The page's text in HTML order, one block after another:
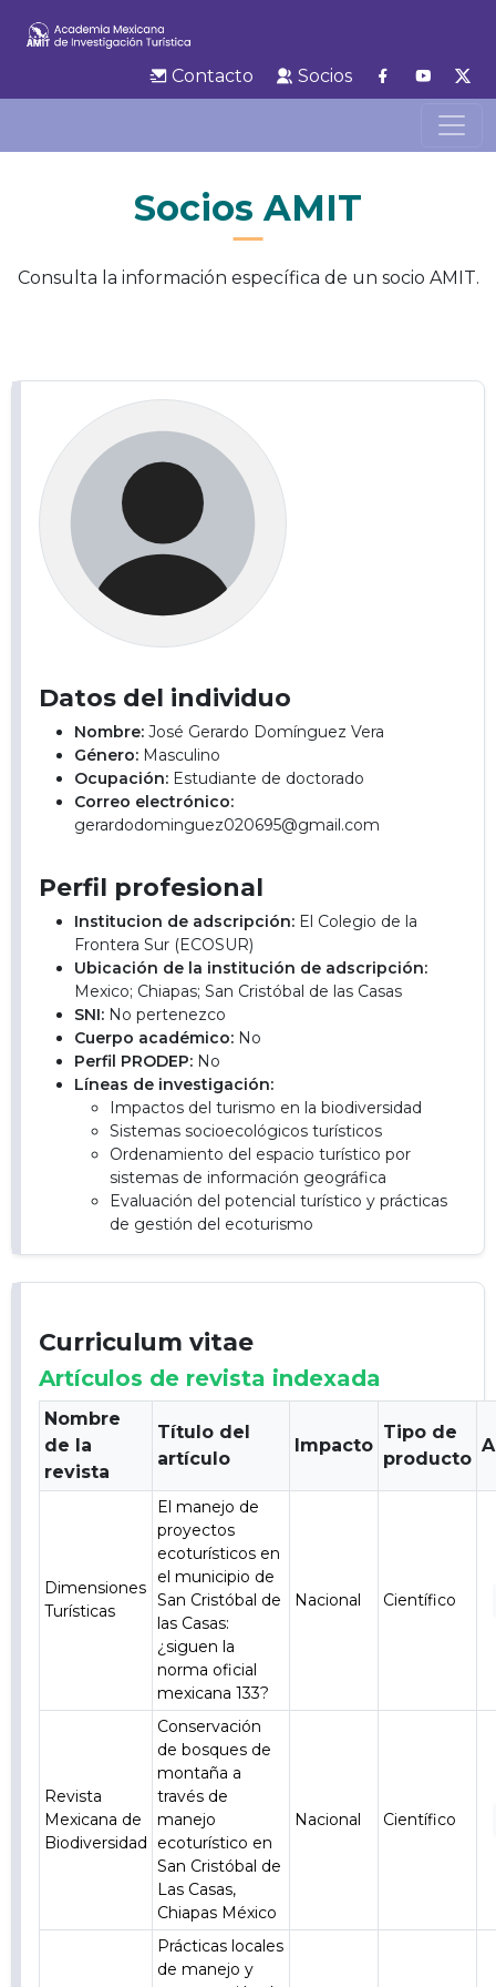
Contacto Socios
Socios AMIT
Consulta la información específica de un socio AMIT.
Datos del individuo
Nombre: José Gerardo Domínguez Vera
Género: Masculino
Ocupación: Estudiante de doctorado
Correo electrónico:
gerardodominguez020695@gmail.com
Perfil profesional
Institucion de adscripción: El Colegio de la
Frontera Sur (ECOSUR)
Ubicación de la institución de adscripción:
Mexico; Chiapas; San Cristóbal de las Casas
SNI: No pertenezco
Cuerpo académico: No
Perfil PRODEP: No
Líneas de investigación:
Impactos del turismo en la biodiversidad
Sistemas socioecológicos turísticos
Ordenamiento del espacio turístico por
sistemas de información geográfica
Evaluación del potencial turístico y prácticas
de gestión del ecoturismo
Curriculum vitae
Artículos de revista indexada
Nombre
de la
revista
Título del
artículo
Impacto
Tipo de
producto
Dimensiones
Turísticas
El manejo de
proyectos
ecoturísticos en
el municipio de
San Cristóbal de
las Casas:
¿siguen la
norma oficial
mexicana 133?
Nacional Científico
Revista
Mexicana de
Biodiversidad
Conservación
de bosques de
montaña a
través de
manejo
ecoturístico en
San Cristóbal de
Las Casas,
Chiapas México
Nacional Científico
Prácticas locales
de manejo y